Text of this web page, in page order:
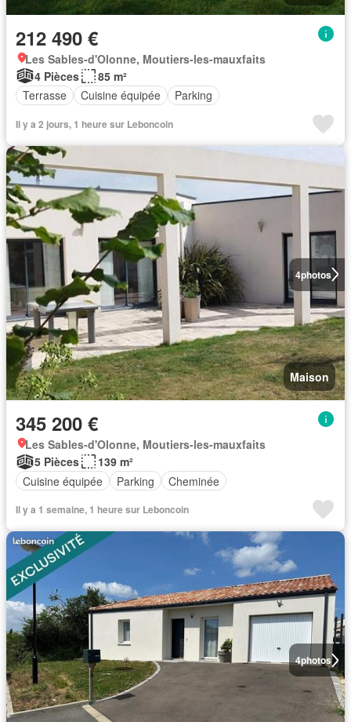
212 490 €
Les Sables-d'Olonne, Moutiers-les-mauxfaits
4 Pièces
85 m²
Terrasse
Cuisine équipée Parking
Il y a 2 jours, 1 heure sur Leboncoin
4photos
Maison
345 200 €
Les Sables-d'Olonne, Moutiers-les-mauxfaits
5 Pièces
139 m²
Cuisine équipée
Parking Cheminée
Il y a 1 semaine, 1 heure sur Leboncoin
4photos